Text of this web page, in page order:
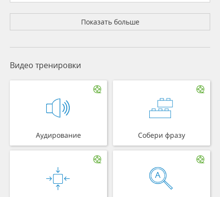
Показать больше
Видео тренировки
Аудирование Собери фразу